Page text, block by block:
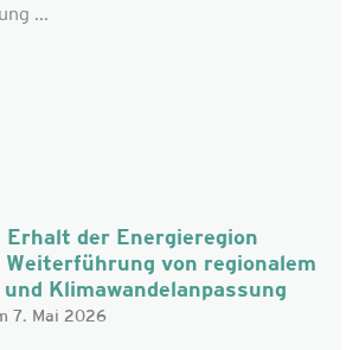
...
der Energieregion
Weiterführung von regionalem
Klimawandelanpassung
7. Mai 2026